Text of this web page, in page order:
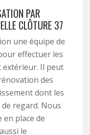
PAR
CLÔTURE 37
une équipe de
effectuer les
extérieur. Il peut
des
dont les
regard. Nous
en place de
le